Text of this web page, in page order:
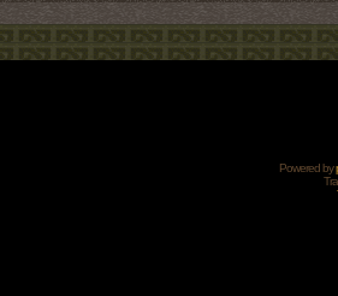
Powered by